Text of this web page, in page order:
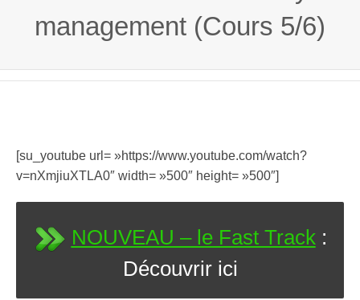
management (Cours 5/6)
[su_youtube url= »https://www.youtube.com/watch?
v=nXmjiuXTLA0″ width= »500″ height= »500″]
NOUVEAU – le Fast Track:
Découvrir ici